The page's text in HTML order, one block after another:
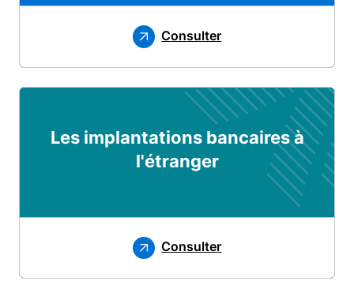
Consulter
Les implantations bancaires à
l'étranger
Consulter